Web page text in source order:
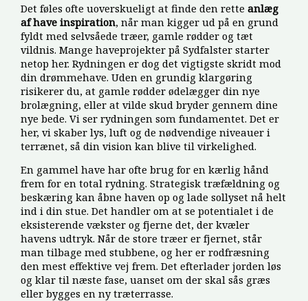
Det føles ofte uoverskueligt at finde den retteanlæg
af have inspiration, når man kigger ud på en grund
fyldt med selvsåede træer, gamle rødder og tæt
vildnis. Mange haveprojekter på Sydfalster starter
netop her. Rydningen er dog det vigtigste skridt mod
din drømmehave. Uden en grundig klargøring
risikerer du, at gamle rødder ødelægger din nye
brolægning, eller at vilde skud bryder gennem dine
nye bede. Vi ser rydningen som fundamentet. Det er
her, vi skaber lys, luft og de nødvendige niveauer i
terrænet, så din vision kan blive til virkelighed.
En gammel have har ofte brug for en kærlig hånd
frem for en total rydning. Strategisk træfældning og
beskæring kan åbne haven op og lade sollyset nå helt
ind i din stue. Det handler om at se potentialet i de
eksisterende vækster og fjerne det, der kvæler
havens udtryk. Når de store træer er fjernet, står
man tilbage med stubbene, og her er rodfræsning
den mest effektive vej frem. Det efterlader jorden løs
og klar til næste fase, uanset om der skal sås græs
eller bygges en ny træterrasse.